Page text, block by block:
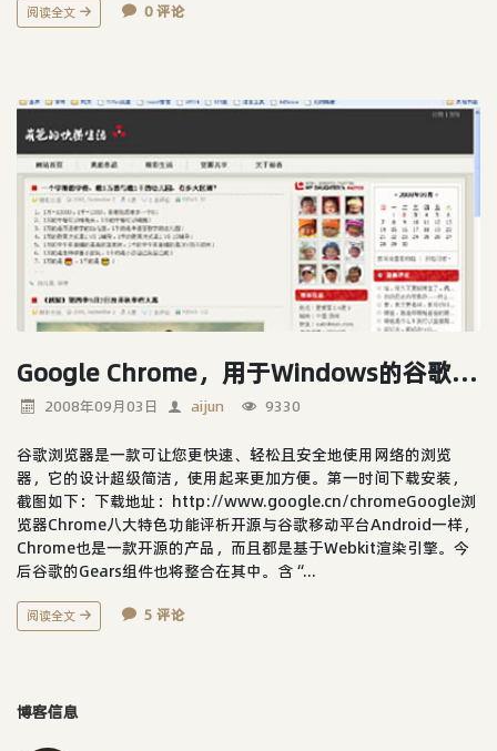
阅读全文 0 评论
Google Chrome，用于Windows的谷歌浏览器
2008年09月03日 aijun 9330
谷歌浏览器是一款可让您更快速、轻松且安全地使用网络的浏览
器，它的设计超级简洁，使用起来更加方便。第一时间下载安装，
截图如下：下载地址：http://www.google.cn/chromeGoogle浏
览器Chrome八大特色功能评析开源与谷歌移动平台Android一样，
Chrome也是一款开源的产品，而且都是基于Webkit渲染引擎。今
后谷歌的Gears组件也将整合在其中。含“...
阅读全文 5 评论
博客信息